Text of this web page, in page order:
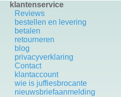
klantenservice
Reviews
bestellen en levering
betalen
retourneren
blog
privacyverklaring
Contact
k lantaccount
wie is juffiesbrocante
nieuwsbriefaanmelding